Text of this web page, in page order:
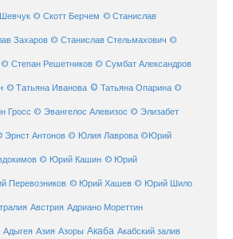
© Скотт Берчем © Станислав
Захаров © Станислав Стельмахович ©
© Степан Решетников © Сумбат Александров
© Татьяна Иванова © Татьяна Опарина ©
Гросс © Эвангелос Алевизос © Элизабет
Эрнст Антонов © Юлия Лаврова ©Юрий
© Юрий Кашин © Юрий
Перевозников © Юрий Хашев © Юрий Шило
Австрия Адриано Мореттин
Адыгея Азия Азоры Акаба Акабский залив